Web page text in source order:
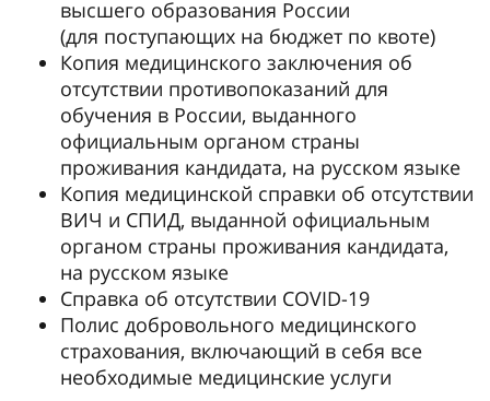
высшего образования России
(для поступающих на бюджет по квоте)
Копия медицинского заключения об
отсутствии противопоказаний для
обучения в России, выданного
официальным органом страны
проживания кандидата, на русском языке
Копия медицинской справки об отсутствии
ВИЧ и СПИД, выданной официальным
органом страны проживания кандидата,
на русском языке
Справка об отсутствии COVID-19
Полис добровольного медицинского
страхования, включающий в себя все
необходимые медицинские услуги